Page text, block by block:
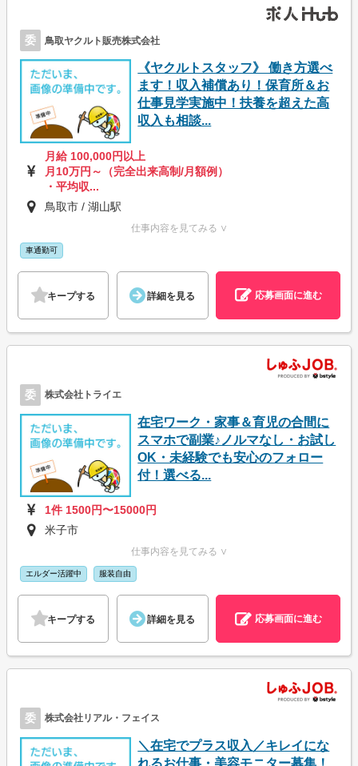
委 鳥取ヤクルト販売株式会社
《ヤクルトスタッフ》 働き方選べ
ます！収入補償あり！保育所＆お
仕事見学実施中！扶養を超えた高
収入も相談...
月給 100,000円以上
月10万円～（完全出来高制/月額例）
・平均収...
鳥取市 / 湖山駅
仕事内容を見てみる ∨
車通勤可
キープする 詳細を見る 応募画面に進む
委 株式会社トライエ
在宅ワーク・家事＆育児の合間に
スマホで副業♪ノルマなし・お試し
OK・未経験でも安心のフォロー
付！選べる...
1件 1500円〜15000円
米子市
仕事内容を見てみる ∨
エルダー活躍中 服装自由
キープする 詳細を見る 応募画面に進む
委 株式会社リアル・フェイス
＼在宅でプラス収入／キレイにな
れるお仕事・美容モニター募集！